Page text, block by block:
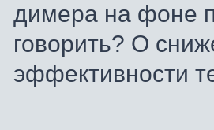
димера на фоне
говорить? О
эффективности